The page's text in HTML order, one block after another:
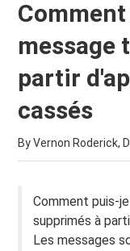
message
partir
cassés
By Vernon Roderick,
Comment puis-
supprimés à
Les messages